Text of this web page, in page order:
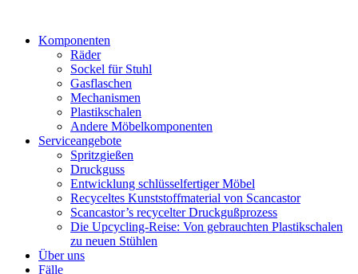
wechselnKomponenten
Räder
Sockel für Stuhl
Gasflaschen
Mechanismen
Plastikschalen
Andere Möbelkomponenten
Serviceangebote
Spritzgießen
Druckguss
Entwicklung schlüsselfertiger Möbel
Recyceltes Kunststoffmaterial von Scancastor
Scancastor’s recycelter Druckgußprozess
Die Upcycling-Reise: Von gebrauchten Plastikschalen
zu neuen Stühlen
Über uns
Fälle